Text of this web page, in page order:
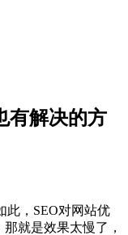
有解决的方
此，SEO对网站优
就是效果太慢了，